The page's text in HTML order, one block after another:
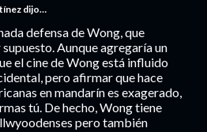
dijo…
defensa de Wong, que
Aunque agregaría un
el cine de Wong está influido
pero afirmar que hace
en mandarín es exagerado,
tú. De hecho, Wong tiene
pero también